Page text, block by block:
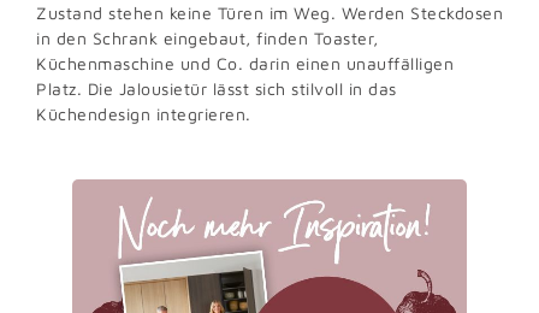
Zustand stehen keine Türen im Weg. Werden Steckdosen
in den Schrank eingebaut, finden Toaster,
Küchenmaschine und Co. darin einen unauffälligen
Platz. Die Jalousietür lässt sich stilvoll in das
Küchendesign integrieren.